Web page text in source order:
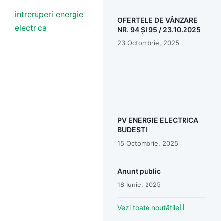
intreruperi energie
electrica
OFERTELE DE VÂNZARE
NR. 94 ȘI 95 / 23.10.2025
23 Octombrie, 2025
PV ENERGIE ELECTRICA
BUDESTI
15 Octombrie, 2025
Anunt public
18 Iunie, 2025
Vezi toate noutățile